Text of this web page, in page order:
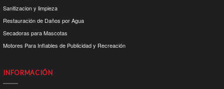
Sanitizacion y limpieza
Restauración de Daños por Agua
Secadoras para Mascotas
Motores Para Inflables de Publicidad y Recreación
INFORMACIÓN